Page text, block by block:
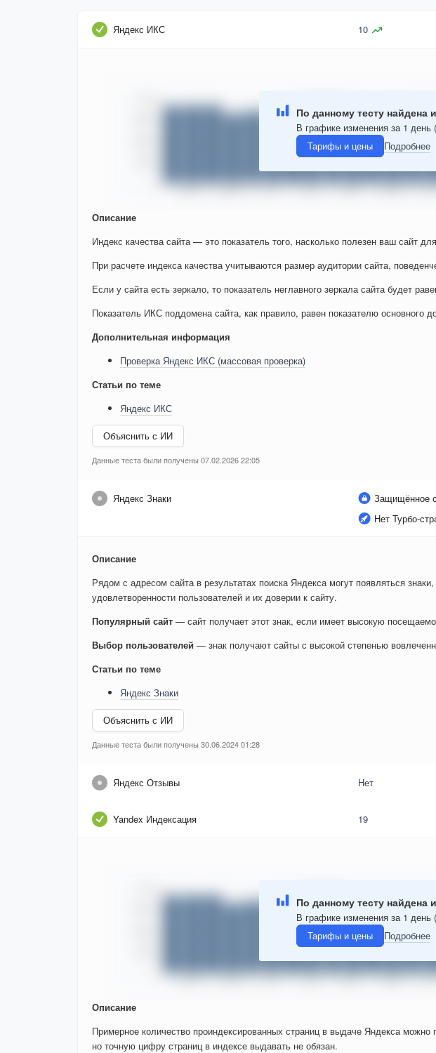
Яндекс ИКС 10
По данному тесту найдена
В графике изменения за 1
Тарифы и цены
Подробнее
Описание
Индекс качества сайта — это показатель того, насколько полезен ваш сайт
При расчете индекса качества учитываются размер аудитории сайта,
Если у сайта есть зеркало, то показатель неглавного зеркала сайта будет
Показатель ИКС поддомена сайта, как правило, равен показателю основного
Дополнительная информация
Проверка Яндекс ИКС (массовая проверка)
Статьи по теме
Яндекс ИКС
Объяснить с ИИ
Данные теста были получены 07.02.2026 22:05
Яндекс Знаки
Защищённое
Нет Турбо-
Описание
Рядом с адресом сайта в результатах поиска Яндекса могут появляться
удовлетворенности пользователей и их доверии к сайту.
Популярный сайт — сайт получает этот знак, если имеет высокую
Выбор пользователей — знак получают сайты с высокой степенью
Статьи по теме
Яндекс Знаки
Объяснить с ИИ
Данные теста были получены 30.06.2024 01:28
Яндекс Отзывы Нет
Yandex Индексация 19
По данному тесту найдена
В графике изменения за 1
Тарифы и цены
Подробнее
Описание
Примерное количество проиндексированных страниц в выдаче Яндекса можно
но точную цифру страниц в индексе выдавать не обязан.